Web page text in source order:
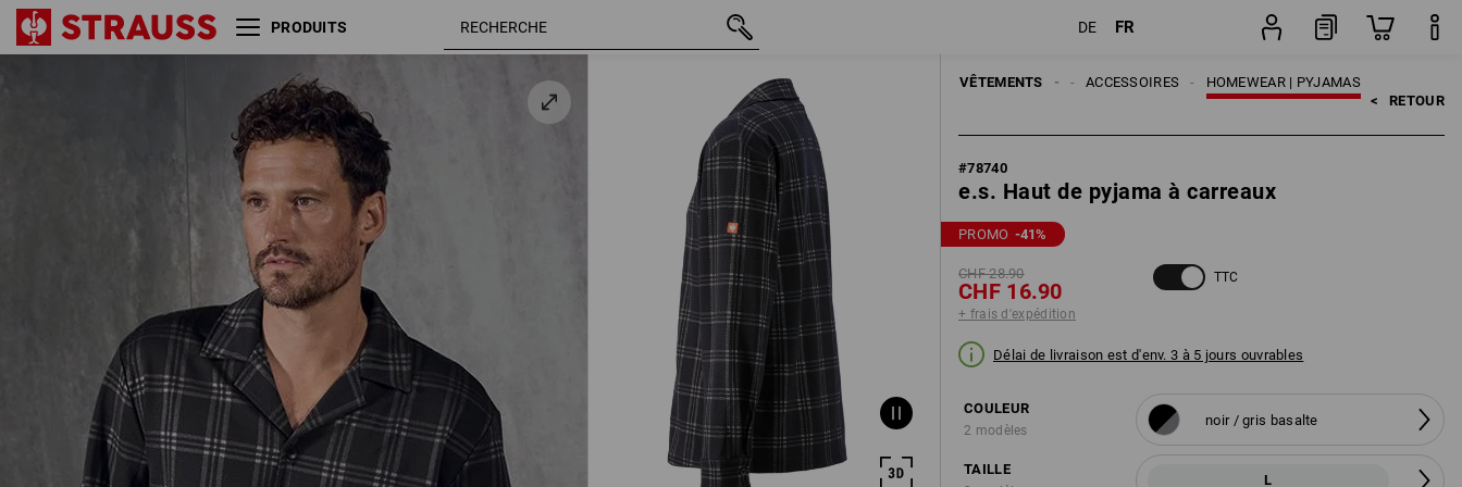
PRODUITS DE FR
VÊTEMENTS HOMEWEAR | PYJAMAS
ACCESSOIRES
HOMMES
< RETOUR
#78740
e.s. Haut de pyjama à carreaux
PROMO -41%
CHF 28.90
CHF 16.90
+ frais d'expédition
TTC
Délai de livraison est d'env. 3 à 5 jours ouvrables
COULEUR
2 modèles
noir / gris basalte
TAILLE
L
e.s. Haut de pyjama à
L